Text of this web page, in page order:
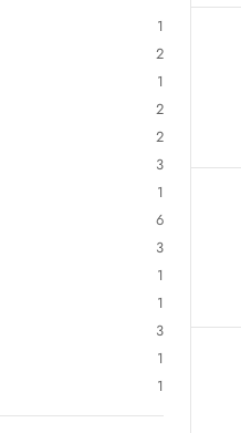
1
2
1
2
2
3
1
6
3
1
1
3
1
1